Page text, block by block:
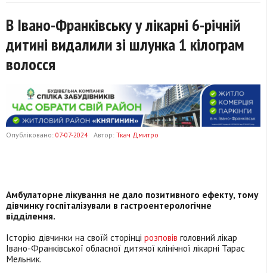
В Івано-Франківську у лікарні 6-річній
дитині видалили зі шлунка 1 кілограм
волосся
Опубліковано: 07-07-2024 Автор: Ткач Дмитро
Амбулаторне лікування не дало позитивного ефекту, тому
дівчинку госпіталізували в гастроентерологічне
відділення.
Історію дівчинки на своїй сторінці розповів головний лікар
Івано-Франківської обласної дитячої клінічної лікарні Тарас
Мельник.